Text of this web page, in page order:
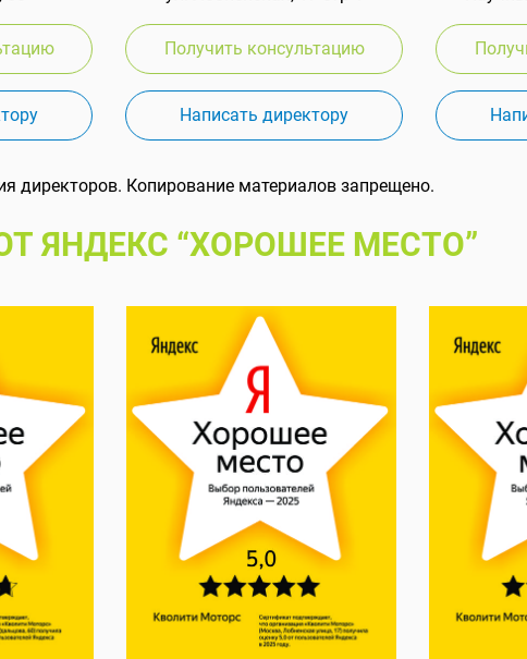
Получить консультацию
Написать директору
директоров. Копирование материалов запрещено.
ЯНДЕКС “ХОРОШЕЕ МЕСТО”